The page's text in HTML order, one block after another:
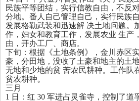
民族平等团结，实行信教自由，不反
分地。番人自己管理自己，实行民族
发展格勒武装和迅速解 决土地问题。
作，妇女和教育工作，发展农业 生产
由，开办工厂、商店。
下旬：根据《土地条例》，金川赤区
豪，分田地，没收了土豪和地主的土
无地和少地的贫 苦农民耕种。工作队
贫农耕种。
三月
1 日：红 30 军进占灵雀寺，控制了道